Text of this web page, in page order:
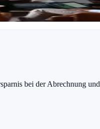
fest.
bei der Abrechnung